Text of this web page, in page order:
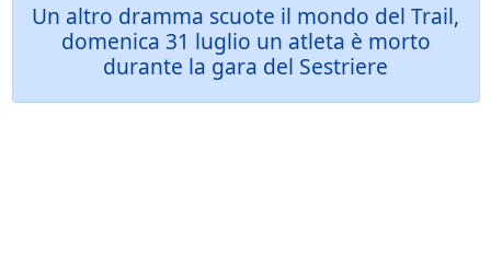
Un altro dramma scuote il mondo del Trail,
domenica 31 luglio un atleta è morto
durante la gara del Sestriere